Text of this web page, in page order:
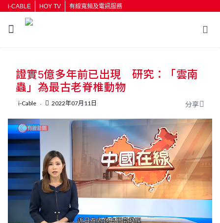
i-CABLE HOY TV 有線寬頻及電訊服務
按輸入鍵開始搜尋
證實5億多年前已出現 研究：「雲南
蟲」為最古老脊椎動物
i-Cable 2022年07月11日 分享